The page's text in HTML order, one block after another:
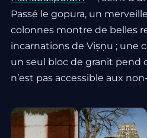
Passé le gopura, un
colonnes montre de belles
incarnations de Viṣṇu ; une
un seul bloc de granit pend
n’est pas accessible aux